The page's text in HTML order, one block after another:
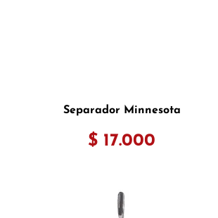
Separador Minnesota
$ 17.000